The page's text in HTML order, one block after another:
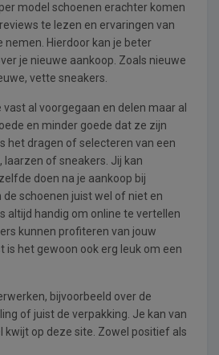
model schoenen erachter komen
te lezen en ervaringen van
nemen. Hierdoor kan je beter
je nieuwe aankoop. Zoals nieuwe
vette sneakers.
al voorgegaan en delen maar al
en minder goede dat ze zijn
het dragen of selecteren van een
laarzen of sneakers. Jij kan
doen na je aankoop bij
de schoenen juist wel of niet en
altijd handig om online te vertellen
kunnen profiteren van jouw
is het gewoon ook erg leuk om een
bijvoorbeeld over de
of juist de verpakking. Je kan van
kwijt op deze site. Zowel positief als